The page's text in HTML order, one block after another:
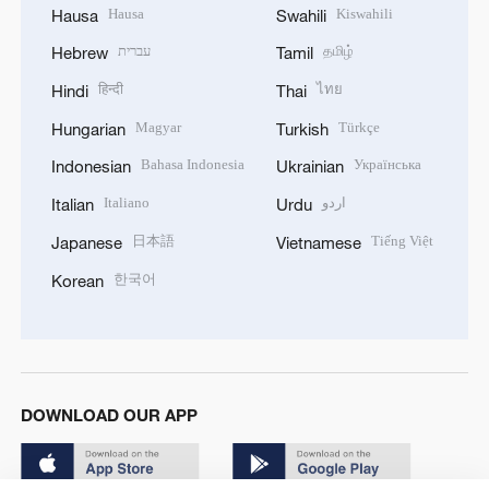
Hausa Hausa
Hebrew עברית
Hindi हिन्दी
Hungarian Magyar
Indonesian Bahasa Indonesia
Italian Italiano
Japanese 日本語
Korean 한국어
Swahili Kiswahili
Tamil தமிழ்
Thai ไทย
Turkish Türkçe
Ukrainian Українська
Urdu اردو
Vietnamese Tiếng Việt
DOWNLOAD OUR APP